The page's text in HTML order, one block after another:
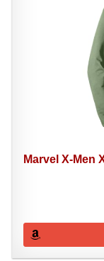
Marvel X-Men